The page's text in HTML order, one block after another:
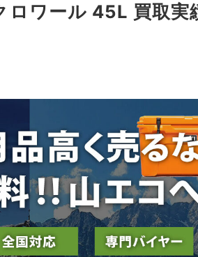
ワール 45L 買取実